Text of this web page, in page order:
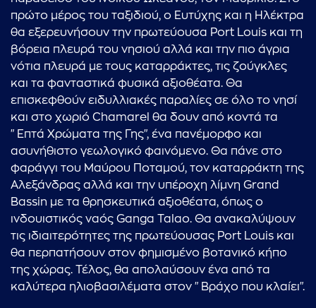
πρώτο μέρος του ταξιδιού, ο Ευτύχης και η Ηλέκτρα
θα εξερευνήσουν την πρωτεύουσα Port Louis και τη
βόρεια πλευρά του νησιού αλλά και την πιο άγρια
νότια πλευρά με τους καταρράκτες, τις ζούγκλες
και τα φανταστικά φυσικά αξιοθέατα. Θα
επισκεφθούν ειδυλλιακές παραλίες σε όλο το νησί
και στο χωριό Chamarel θα δουν από κοντά τα
"Επτά Χρώματα της Γης", ένα πανέμορφο και
ασυνήθιστο γεωλογικό φαινόμενο. Θα πάνε στο
φαράγγι του Μαύρου Ποταμού, τον καταρράκτη της
Αλεξάνδρας αλλά και την υπέροχη λίμνη Grand
Bassin με τα θρησκευτικά αξιοθέατα, όπως ο
ινδουιστικός ναός Ganga Talao. Θα ανακαλύψουν
τις ιδιαιτερότητες της πρωτεύουσας Port Louis και
θα περπατήσουν στον φημισμένο βοτανικό κήπο
της χώρας. Τέλος, θα απολαύσουν ένα από τα
καλύτερα ηλιοβασιλέματα στον "Βράχο που κλαίει".